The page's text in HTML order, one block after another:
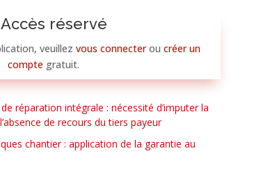
Accès réservé
veuillezvous connecteroucréer un
compte gratuit.
réparation intégrale : nécessité d’imputer la
de recours du tiers payeur
chantier : application de la garantie au